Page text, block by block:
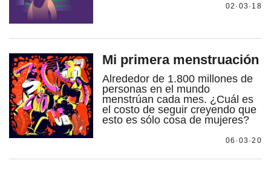
02·03·18
Mi primera menstruación
Alrededor de 1.800 millones de
personas en el mundo
menstrúan cada mes. ¿Cuál es
el costo de seguir creyendo que
esto es sólo cosa de mujeres?
06·03·20